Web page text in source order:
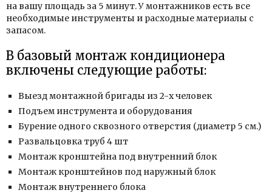
на вашу площадь за 5 минут. У монтажников есть все
необходимые инструменты и расходные материалы с
запасом.
В базовый монтаж кондиционера
включены следующие работы:
Выезд монтажной бригады из 2-х человек
Подъем инструмента и оборудования
Бурение одного сквозного отверстия (диаметр 5 см.)
Развальцовка труб 4 шт
Монтаж кронштейна под внутренний блок
Монтаж кронштейнов под наружный блок
Монтаж внутреннего блока